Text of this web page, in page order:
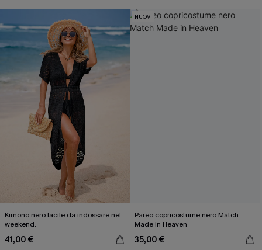
Kimono nero facile da indossare nel
weekend.
41,00 €
NUOVI
Pareo copricostume nero Match
Made in Heaven
35,00 €